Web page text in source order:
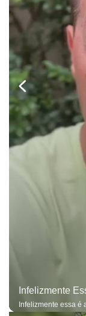
Infelizmente
Infelizmente essa é